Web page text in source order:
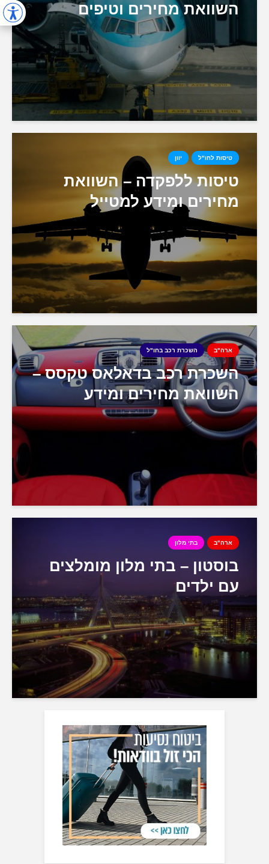
השוואת מחירים וטיפים
טיסות לחו"ל יוון
טיסות ללפקדה – השוואת
מחירים ומידע למטייל
ארה"ב השכרת רכב בחו"ל
השכרת רכב בדאלאס טקסס –
השוואת מחירים ומידע
ארה"ב בתי מלון
בוסטון – בתי מלון מומלצים
עם ילדים